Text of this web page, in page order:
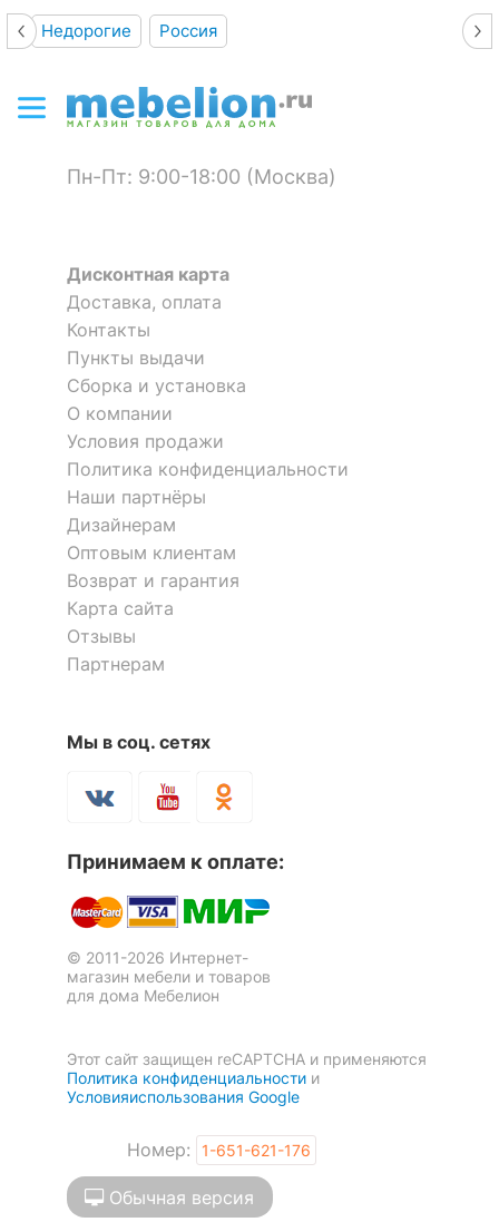
Недорогие Россия
Пн-Пт: 9:00-18:00 (Москва)
Дисконтная карта
Доставка, оплата
Контакты
Пункты выдачи
Сборка и установка
О компании
Условия продажи
Политика конфиденциальности
Наши партнёры
Дизайнерам
Оптовым клиентам
Возврат и гарантия
Карта сайта
Отзывы
Партнерам
Мы в соц. сетях
Принимаем к оплате:
© 2011-2026 Интернет-
магазин мебели и товаров
для дома Мебелион
Этот сайт защищен reCAPTCHA и применяются
Политика конфиденциальности и
Условияиспользования Google
Номер: 1-651-621-176
Обычная версия